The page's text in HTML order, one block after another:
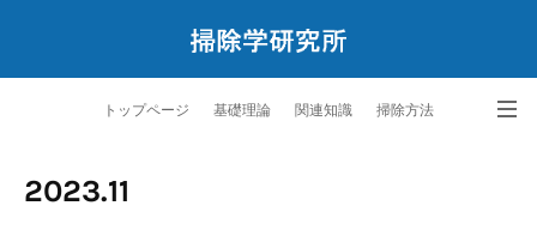
トップページ 基礎理論 関連知識 掃除方法
2023.11